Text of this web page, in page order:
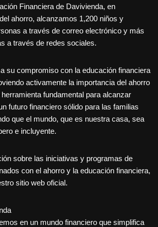
Financiera de Davivienda, en
ahorro, alcanzamos 1,200 niños y
a través de correo electrónico y más
a través de redes sociales.
su compromiso con la educación financiera
activamente la importancia del ahorro
fundamental para alcanzar
futuro financiero sólido para las familias
que el mundo, que es nuestra casa, sea
e incluyente.
sobre las iniciativas y programas de
con el ahorro y la educación financiera,
sitio web oficial.
en un mundo financiero que simplifica